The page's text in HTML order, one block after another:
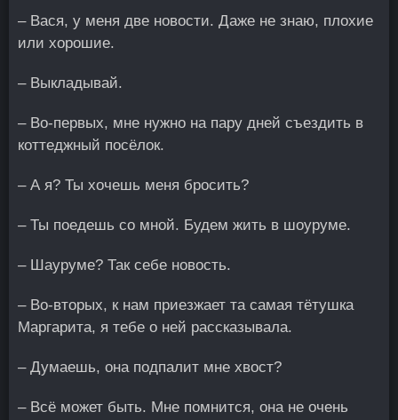
– Вася, у меня две новости. Даже не знаю, плохие
или хорошие.
– Выкладывай.
– Во-первых, мне нужно на пару дней съездить в
коттеджный посёлок.
– А я? Ты хочешь меня бросить?
– Ты поедешь со мной. Будем жить в шоуруме.
– Шауруме? Так себе новость.
– Во-вторых, к нам приезжает та самая тётушка
Маргарита, я тебе о ней рассказывала.
– Думаешь, она подпалит мне хвост?
– Всё может быть. Мне помнится, она не очень